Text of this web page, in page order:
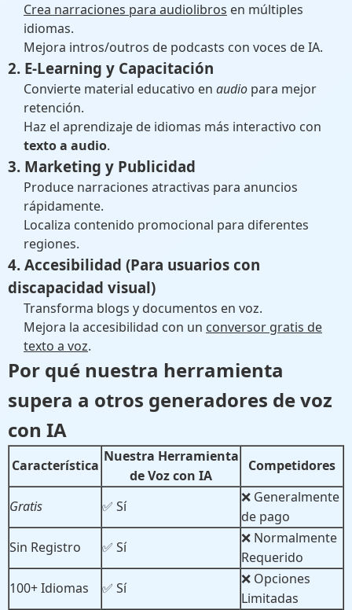
Crea narraciones para audiolibros en múltiples
idiomas.
Mejora intros/outros de podcasts con voces de IA.
2. E-Learning y Capacitación
Convierte material educativo en audio para mejor
retención.
Haz el aprendizaje de idiomas más interactivo con
texto a audio.
3. Marketing y Publicidad
Produce narraciones atractivas para anuncios
rápidamente.
Localiza contenido promocional para diferentes
regiones.
4. Accesibilidad (Para usuarios con
discapacidad visual)
Transforma blogs y documentos en voz.
Mejora la accesibilidad con un conversor gratis de
texto a voz.
Por qué nuestra herramienta
supera a otros generadores de voz
con IA
Característica
Nuestra Herramienta
de Voz con IA
Competidores
Gratis ✅ Sí
❌ Generalmente
de pago
Sin Registro
✅ Sí
❌ Normalmente
Requerido
100+ Idiomas
✅ Sí
❌ Opciones
Limitadas